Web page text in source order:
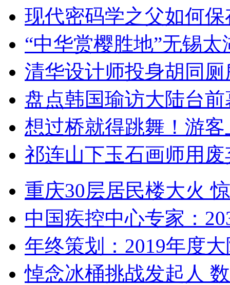
现代密码学之父如何
“中华赏樱胜地”无锡
清华设计师投身胡同
盘点韩国瑜访大陆台
想过桥就得跳舞！游客
祁连山下玉石画师用
重庆30层居民楼大火
中国疾控中心专家：
年终策划：2019年度
悼念冰桶挑战发起人